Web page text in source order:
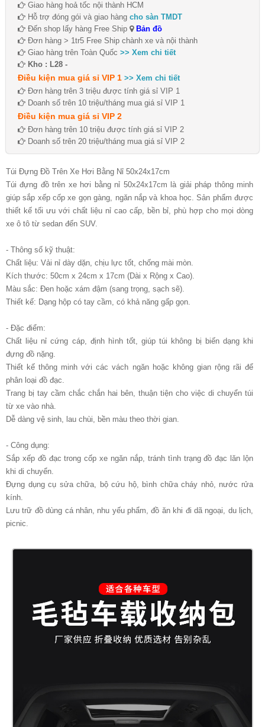
Giao hàng hoả tốc nội thành HCM
Hỗ trợ đóng gói và giao hàng cho sàn TMDT
Đến shop lấy hàng Free Ship
Bản đồ
Đơn hàng > 1tr5 Free Ship chành xe và nội thành
Giao hàng trên Toàn Quốc >> Xem chi tiết
Kho : L28 -
Điều kiện mua giá sỉ VIP 1 >> Xem chi tiết
Đơn hàng trên 3 triệu được tính giá sỉ VIP 1
Doanh số trên 10 triệu/tháng mua giá sỉ VIP 1
Điều kiện mua giá sỉ VIP 2
Đơn hàng trên 10 triệu được tính giá sỉ VIP 2
Doanh số trên 20 triệu/tháng mua giá sỉ VIP 2
Túi Đựng Đồ Trên Xe Hơi Bằng Nỉ 50x24x17cm
Túi đựng đồ trên xe hơi bằng nỉ 50x24x17cm là giải pháp thông minh
giúp sắp xếp cốp xe gọn gàng, ngăn nắp và khoa học. Sản phẩm được
thiết kế tối ưu với chất liệu nỉ cao cấp, bền bỉ, phù hợp cho mọi dòng
xe ô tô từ sedan đến SUV.
- Thông số kỹ thuật:
Chất liệu: Vải nỉ dày dặn, chịu lực tốt, chống mài mòn.
Kích thước: 50cm x 24cm x 17cm (Dài x Rộng x Cao).
Màu sắc: Đen hoặc xám đậm (sang trọng, sạch sẽ).
Thiết kế: Dạng hộp có tay cầm, có khả năng gấp gọn.
- Đặc điểm:
Chất liệu nỉ cứng cáp, định hình tốt, giúp túi không bị biến dạng khi
đựng đồ nặng.
Thiết kế thông minh với các vách ngăn hoặc không gian rộng rãi để
phân loại đồ đạc.
Trang bị tay cầm chắc chắn hai bên, thuận tiện cho việc di chuyển túi
từ xe vào nhà.
Dễ dàng vệ sinh, lau chùi, bền màu theo thời gian.
- Công dụng:
Sắp xếp đồ đạc trong cốp xe ngăn nắp, tránh tình trạng đồ đạc lăn lộn
khi di chuyển.
Đựng dụng cụ sửa chữa, bộ cứu hộ, bình chữa cháy nhỏ, nước rửa
kính.
Lưu trữ đồ dùng cá nhân, nhu yếu phẩm, đồ ăn khi đi dã ngoại, du lịch,
picnic.